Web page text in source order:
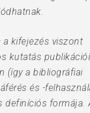
a kifejezés viszont
kutatás
(így a bibliográfiai
és -
definíciós formája.